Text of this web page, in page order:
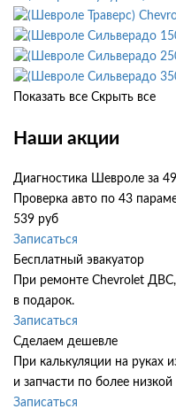
Показать все Скрыть все
Наши акции
Диагностика Шевроле за
Проверка авто по 43
539 руб
Записаться
Бесплатный эвакуатор
При ремонте Chevrolet
в подарок.
Записаться
Сделаем дешевле
При калькуляции на руках
и запчасти по более низкой
Записаться